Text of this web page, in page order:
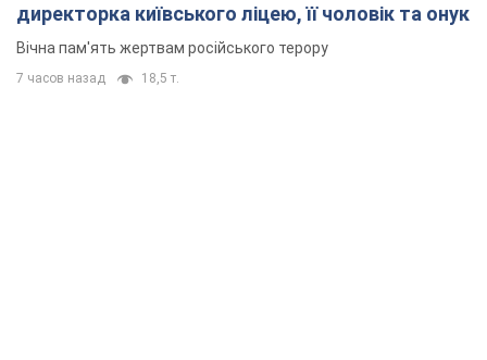
директорка київського ліцею, її чоловік та онук
Вічна пам'ять жертвам російського терору
7 часов назад 18,5 т.